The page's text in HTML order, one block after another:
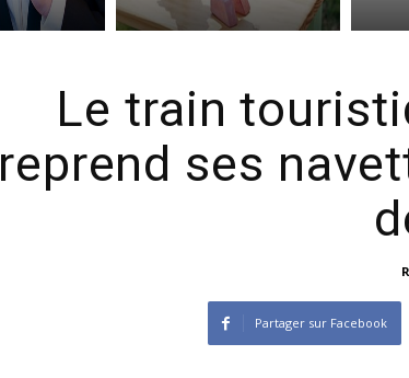
Le train
reprend ses
Partager sur Facebook